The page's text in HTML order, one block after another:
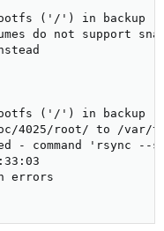
('/') in backup
do not support
('/') in backup
root/ to /var/tmp/
- command
errors